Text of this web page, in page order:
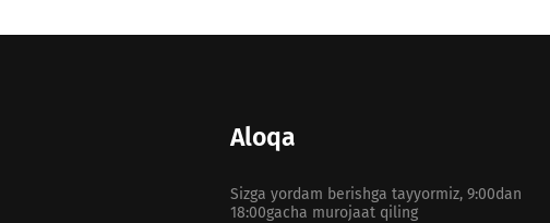
Aloqa
Sizga yordam berishga tayyormiz, 9:00dan
18:00gacha murojaat qiling